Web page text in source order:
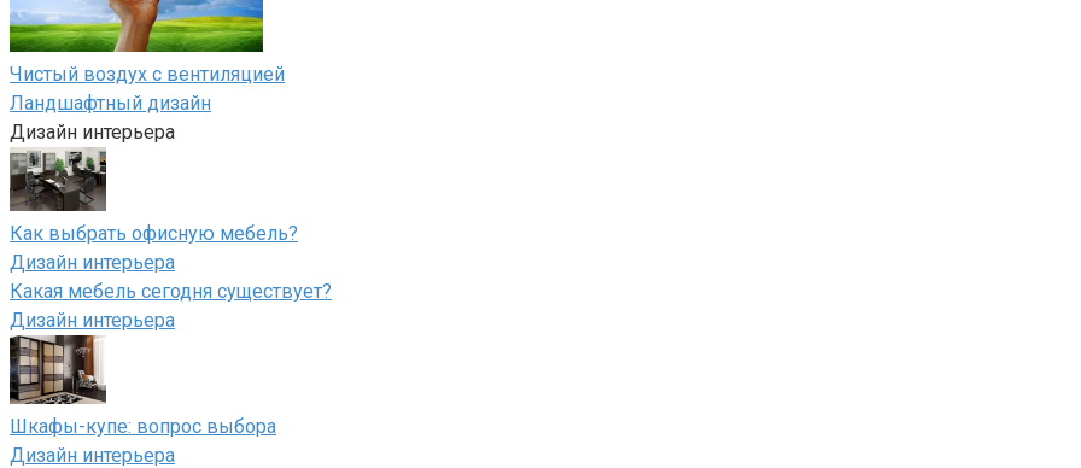
Чистый воздух с вентиляцией
Ландшафтный дизайн
Дизайн интерьера
Как выбрать офисную мебель?
Дизайн интерьера
Какая мебель сегодня существует?
Дизайн интерьера
Шкафы-купе: вопрос выбора
Дизайн интерьера